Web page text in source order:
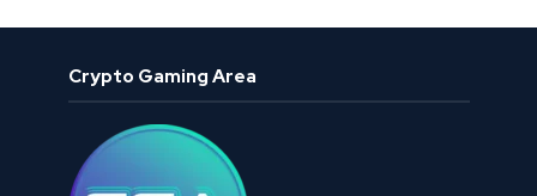
Crypto Gaming Area